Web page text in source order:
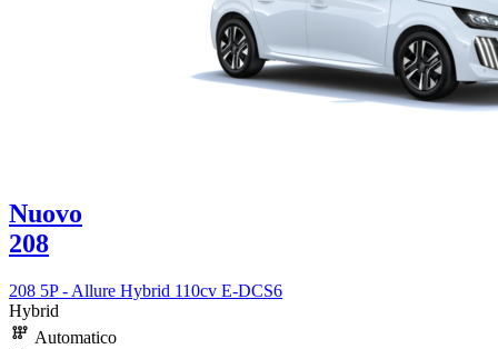
Nuovo
208
208 5P - Allure Hybrid 110cv E-DCS6
Hybrid
Automatico